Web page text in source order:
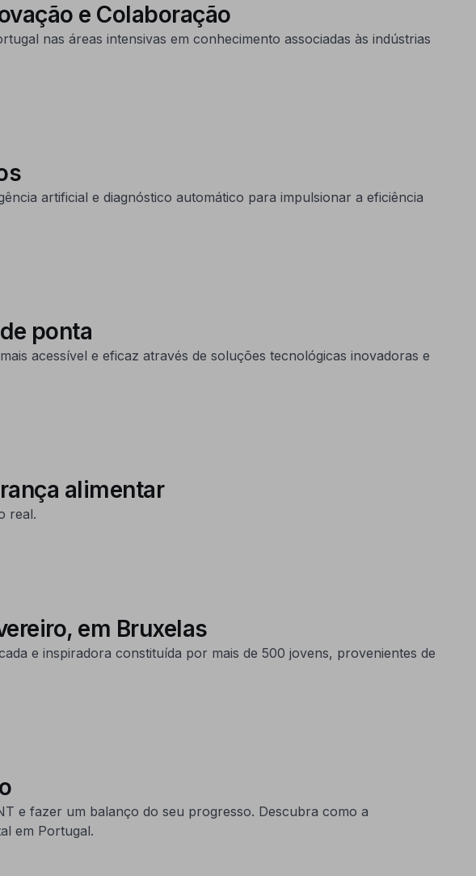
e Colaboração
nas áreas intensivas em conhecimento associadas às indústrias
artificial e diagnóstico automático para impulsionar a eficiência
ponta
acessível e eficaz através de soluções tecnológicas inovadoras e
alimentar
real.
em Bruxelas
e inspiradora constituída por mais de 500 jovens, provenientes de
e fazer um balanço do seu progresso. Descubra como a
em Portugal.